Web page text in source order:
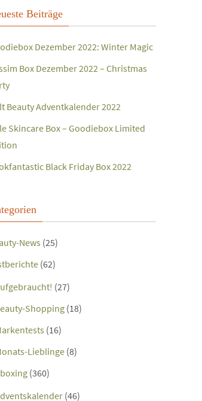
Beiträge
Dezember 2022: Winter Magic
Box Dezember 2022 – Christmas
Beauty Adventkalender 2022
Skincare Box – Goodiebox Limited
Black Friday Box 2022
News (25)
(62)
(27)
Shopping (18)
(16)
Lieblinge(8)
(360)
(46)